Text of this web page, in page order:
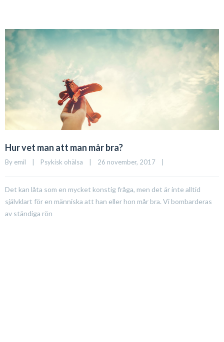
Hur vet man att man mår bra?
By emil Psykisk ohälsa 26 november, 2017
Det kan låta som en mycket konstig fråga, men det är inte alltid
självklart för en människa att han eller hon mår bra. Vi bombarderas
av ständiga rön